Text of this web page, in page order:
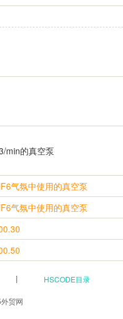
min的真空泵
气氛中使用的真空泵
气氛中使用的真空泵
HSCODE目录
贸网